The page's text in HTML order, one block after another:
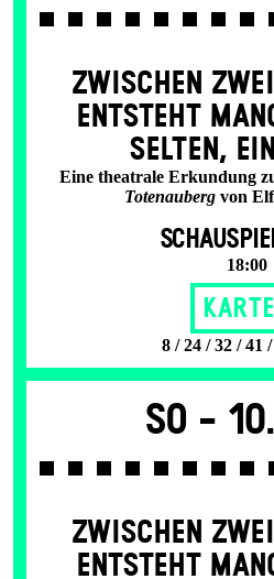
ZWISCHEN
ENT­STEHT
SELTEN,
Eine theatrale Erkundung
Totenauberg von
18:00
8 / 24 / 32 / 41
So -
ZWISCHEN
ENT­STEHT